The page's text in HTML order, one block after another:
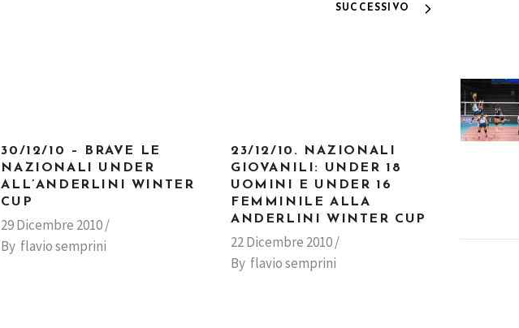
SUCCESSIVO
30/12/10 – BRAVE LE
NAZIONALI UNDER
ALL’ANDERLINI WINTER
CUP
29 Dicembre 2010
By flavio semprini
23/12/10. NAZIONALI
GIOVANILI: UNDER 18
UOMINI E UNDER 16
FEMMINILE ALLA
ANDERLINI WINTER CUP
22 Dicembre 2010
By flavio semprini